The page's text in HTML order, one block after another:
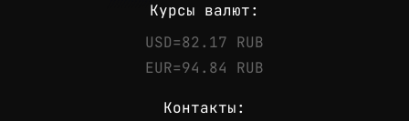
Курсы валют:
USD=82.17 RUB
EUR=94.84 RUB
Контакты: